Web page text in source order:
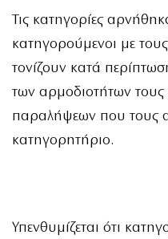
Τις κατηγορίες
κατηγορούμενοι με
τονίζουν κατά
των αρμοδιοτήτων τους
παραλήψεων που τους
κατηγορητήριο.
Υπενθυμίζεται ότι